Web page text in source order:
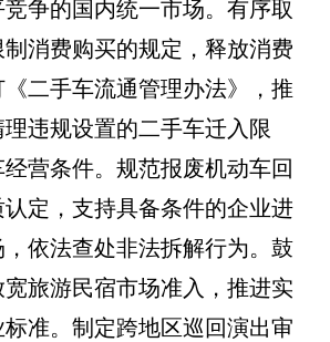
争的国内统一市场。有序取
消费购买的规定，释放消费
二手车流通管理办法》，推
违规设置的二手车迁入限
营条件。规范报废机动车回
定，支持具备条件的企业进
，依法查处非法拆解行为。鼓
旅游民宿市场准入，推进实
准。制定跨地区巡回演出审